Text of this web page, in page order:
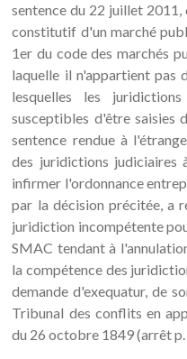
sentence du 22 juillet
constitutif d'un marché
1er du code des marchés
laquelle il n'appartient pas
lesquelles les
susceptibles d'être saisies
sentence rendue à
des juridictions judiciaires
infirmer l'ordonnance
par la décision précitée, a
juridiction incompétente
SMAC tendant à
la compétence des
demande d'exequatur, de
Tribunal des conflits en
du 26 octobre 1849 (arrêt p.